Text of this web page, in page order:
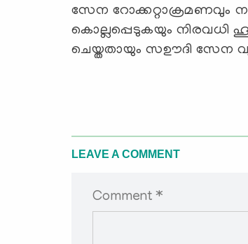
സേന
കൊല്ലപ്പെടുകയും
ചെയ്തതായും സഊദി സേന
LEAVE A COMMENT
Comment *